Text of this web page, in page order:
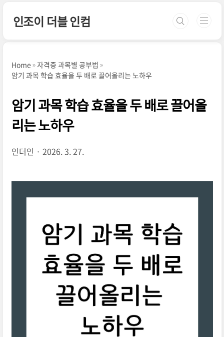
인조이 더블 인컴
Home
자격증 과목별 공부법
암기 과목 학습 효율을 두 배로 끌어올리는 노하우
암기 과목 학습 효율을 두 배로 끌어올
리는 노하우
인더인 2026. 3. 27.